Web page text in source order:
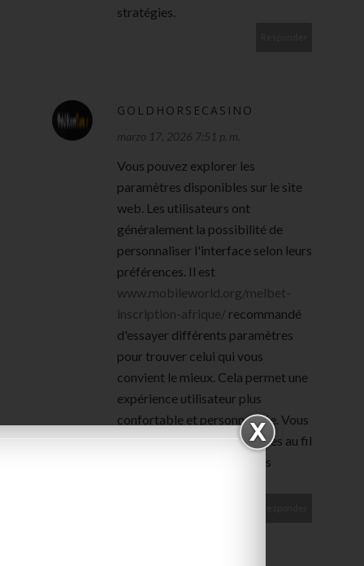
stratégies.
GOLDHORSECASINO
marzo 17, 2026 7:51 p. m.
Vous pouvez explorer les
paramètres disponibles sur le site
web. Les utilisateurs ont
généralement la possibilité de
personnaliser l'interface selon leurs
préférences. Il est
www.mobileworld.org/melbet-
inscription-afrique/ recommandé
d'essayer différents paramètres
pour trouver celui qui vous
convient le mieux. Cela permet une
expérience utilisateur plus
confortable et personnalisée. Vous
pouvez ajuster les paramètres au fil
du temps en fonction de vos